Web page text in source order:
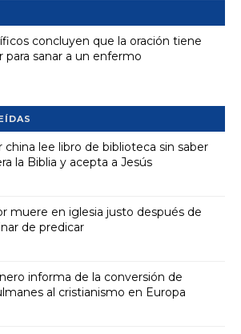
concluyen que la oración tiene
para sanar a un enfermo
china lee libro de biblioteca sin saber
la Biblia y acepta a Jesús
muere en iglesia justo después de
de predicar
informa de la conversión de
al cristianismo en Europa